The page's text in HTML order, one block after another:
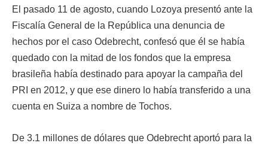
El pasado 11 de agosto, cuando Lozoya presentó ante la
Fiscalía General de la República una denuncia de
hechos por el caso Odebrecht, confesó que él se había
quedado con la mitad de los fondos que la empresa
brasileña había destinado para apoyar la campaña del
PRI en 2012, y que ese dinero lo había transferido a una
cuenta en Suiza a nombre de Tochos.
De 3.1 millones de dólares que Odebrecht aportó para la